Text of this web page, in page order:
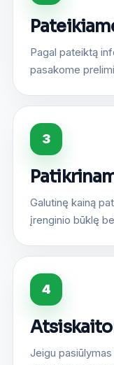
Pagal pateiktą
pasakome
3
Galutinę kainą
įrenginio būklę
4
Jeigu